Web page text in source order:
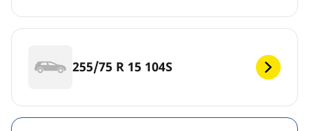
255/75 R 15 104S